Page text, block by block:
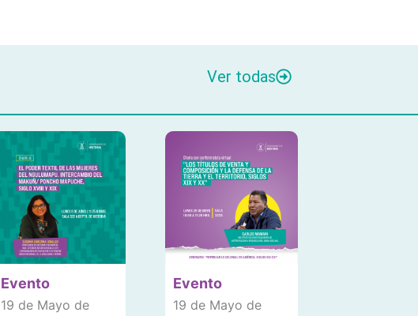
Ver todas
Evento
19 de Mayo de
Evento
19 de Mayo de